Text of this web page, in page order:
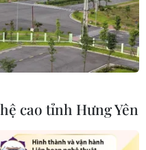
an,
cao tỉnh Hưng Yên